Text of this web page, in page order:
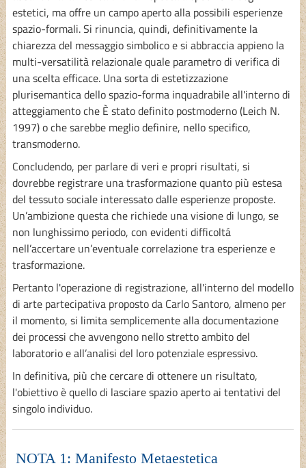
estetici, ma offre un campo aperto alla possibili esperienze
spazio-formali. Si rinuncia, quindi, definitivamente la
chiarezza del messaggio simbolico e si abbraccia appieno la
multi-versatilità relazionale quale parametro di verifica di
una scelta efficace. Una sorta di estetizzazione
plurisemantica dello spazio-forma inquadrabile all'interno di
atteggiamento che È stato definito postmoderno (Leich N.
1997) o che sarebbe meglio definire, nello specifico,
transmoderno.
Concludendo, per parlare di veri e propri risultati, si
dovrebbe registrare una trasformazione quanto più estesa
del tessuto sociale interessato dalle esperienze proposte.
Un’ambizione questa che richiede una visione di lungo, se
non lunghissimo periodo, con evidenti difficoltá
nell’accertare un’eventuale correlazione tra esperienze e
trasformazione.
Pertanto l'operazione di registrazione, all'interno del modello
di arte partecipativa proposto da Carlo Santoro, almeno per
il momento, si limita semplicemente alla documentazione
dei processi che avvengono nello stretto ambito del
laboratorio e all’analisi del loro potenziale espressivo.
In definitiva, più che cercare di ottenere un risultato,
l'obiettivo è quello di lasciare spazio aperto ai tentativi del
singolo individuo.
NOTA 1: Manifesto Metaestetica